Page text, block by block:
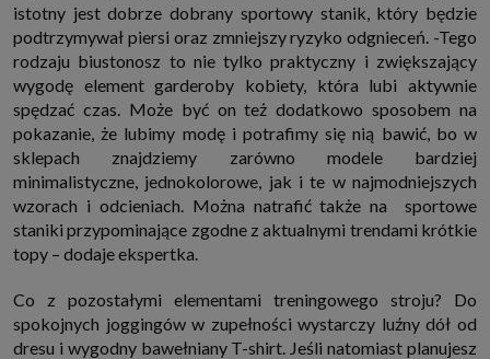
Cookies
Na naszych stronach używamy znaczników internetowych takich jak pliki
np. cookie lub local storage do zbierania i przetwarzania danych
osobowych w celu personalizowania treści i reklam oraz analizowania
ruchu na stronach, aplikacjach i w Internecie. W ten sposób technologię tę
wykorzystują również podmioty z Grupy SAGIER oraz nasi Zaufani
Partnerzy, którzy także chcą dopasowywać reklamy do Twoich preferencji.
Cookies to dane informatyczne zapisywane w plikach i przechowywane na
Twoim urządzeniu końcowym (tj. twój komputer, tablet, smartphone itp.),
które przeglądarka wysyła do serwera przy każdorazowym wejściu na
stronę z tego urządzenia, podczas gdy odwiedzasz strony w Internecie.
Szczegółową informację na temat plików cookie i ich funkcjonowania
znajdzieszpod tym linkiem. Pod tym linkiem znajdziesz także informację
o tym jak zmienić ustawienia przeglądarki, aby ograniczyć lub wyłączyć
funkcjonowanie plików cookies itp. oraz jak usunąć takie pliki z Twojego
urządzenia.
Przysługują Ci następujące uprawnienia wobec Twoich danych i ich
przetwarzania przez nas, inne podmioty z Grupy SAGIER i Zaufanych
Partnerów:
istotny jest dobrze dobrany sportowy stanik, który będzie
podtrzymywał piersi oraz zmniejszy ryzyko odgnieceń. -Tego
rodzaju biustonosz to nie tylko praktyczny i zwiększający
wygodę element garderoby kobiety, która lubi aktywnie
spędzać czas. Może być on też dodatkowo sposobem na
pokazanie, że lubimy modę i potrafimy się nią bawić, bo w
sklepach znajdziemy zarówno modele bardziej
minimalistyczne, jednokolorowe, jak i te w najmodniejszych
wzorach i odcieniach. Można natrafić także na sportowe
staniki przypominające zgodne z aktualnymi trendami krótkie
topy – dodaje ekspertka.
Co z pozostałymi elementami treningowego stroju? Do
spokojnych joggingów w zupełności wystarczy luźny dół od
dresu i wygodny bawełniany T-shirt. Jeśli natomiast planujesz